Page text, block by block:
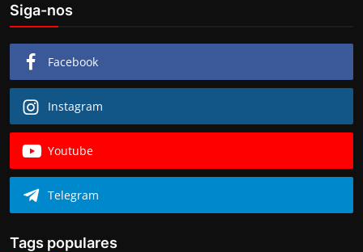
Siga-nos
Facebook
Instagram
Youtube
Telegram
Tags populares